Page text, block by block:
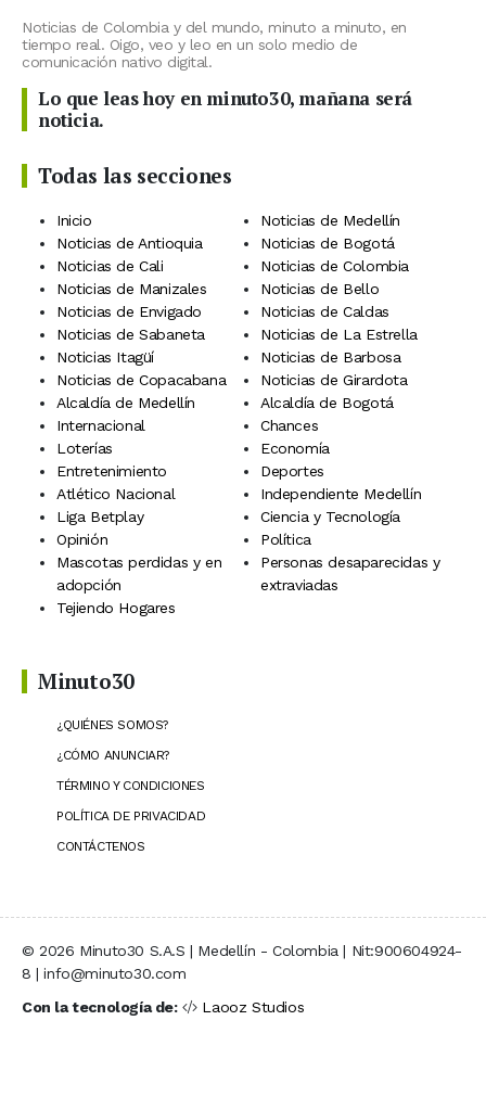
Noticias de Colombia y del mundo, minuto a minuto, en
tiempo real. Oigo, veo y leo en un solo medio de
comunicación nativo digital.
Lo que leas hoy en minuto30, mañana será
noticia.
Todas las secciones
Inicio
Noticias de Medellín
Noticias de Antioquia
Noticias de Bogotá
Noticias de Cali
Noticias de Colombia
Noticias de Manizales
Noticias de Bello
Noticias de Envigado
Noticias de Caldas
Noticias de Sabaneta
Noticias de La Estrella
Noticias Itagüí
Noticias de Barbosa
Noticias de Copacabana
Noticias de Girardota
Alcaldía de Medellín
Alcaldía de Bogotá
Internacional
Chances
Loterías
Economía
Entretenimiento
Deportes
Atlético Nacional
Independiente Medellín
Liga Betplay
Ciencia y Tecnología
Opinión
Política
Mascotas perdidas y en
adopción
Personas desaparecidas y
extraviadas
Tejiendo Hogares
Minuto30
¿QUIÉNES SOMOS?
¿CÓMO ANUNCIAR?
TÉRMINO Y CONDICIONES
POLÍTICA DE PRIVACIDAD
CONTÁCTENOS
© 2026 Minuto30 S.A.S | Medellín - Colombia | Nit:900604924-
8 | info@minuto30.com
Con la tecnología de:
Laooz Studios